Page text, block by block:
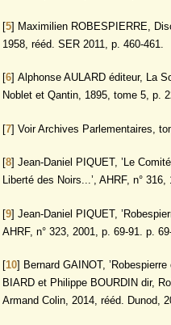
[5] Maximilien ROBESPIERRE,
1958, rééd. SER 2011, p. 460-461.
[6] Alphonse AULARD éditeur, La
Noblet et Qantin, 1895, tome 5, p.
[7] Voir Archives Parlementaires,
[8] Jean-Daniel PIQUET, ’Le
Liberté des Noirs...’, AHRF, n°
[9] Jean-Daniel PIQUET,
AHRF, n° 323, 2001, p. 69-91. p.
[10] Bernard GAINOT,
BIARD et Philippe BOURDIN dir,
Armand Colin, 2014, rééd. Dunod,